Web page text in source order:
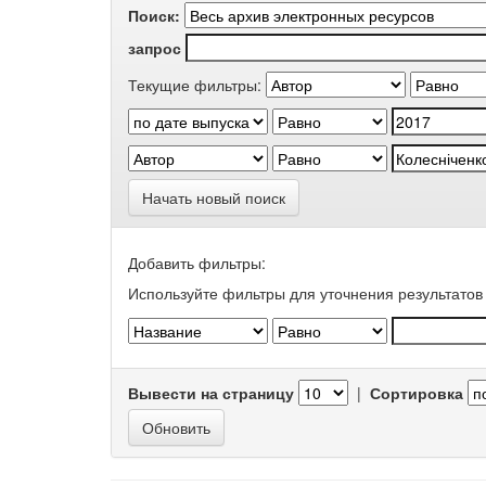
Поиск:
запрос
Текущие фильтры:
Начать новый поиск
Добавить фильтры:
Используйте фильтры для уточнения
Вывести на страницу | Сортировка